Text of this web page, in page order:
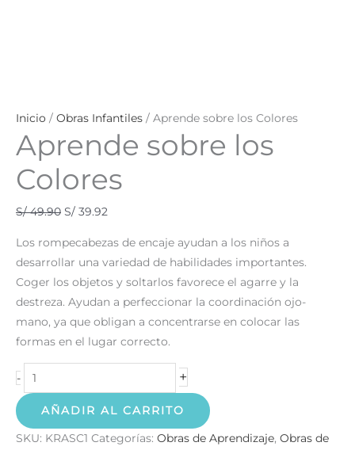
Inicio / Obras Infantiles / Aprende sobre los Colores
Aprende sobre los
Colores
S/49.90 S/ 39.92
Los rompecabezas de encaje ayudan a los niños a
desarrollar una variedad de habilidades importantes.
Coger los objetos y soltarlos favorece el agarre y la
destreza. Ayudan a perfeccionar la coordinación ojo-
mano, ya que obligan a concentrarse en colocar las
formas en el lugar correcto.
- +
AÑADIR AL CARRITO
SKU: KRASC1 Categorías: Obras de Aprendizaje, Obras de